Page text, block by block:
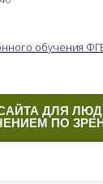
обучения
ДЛЯ
ПО